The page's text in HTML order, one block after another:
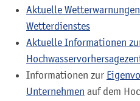
Aktuelle
Wetterdienstes
Aktuelle Informationen
Informationen zur
Unternehmen auf dem